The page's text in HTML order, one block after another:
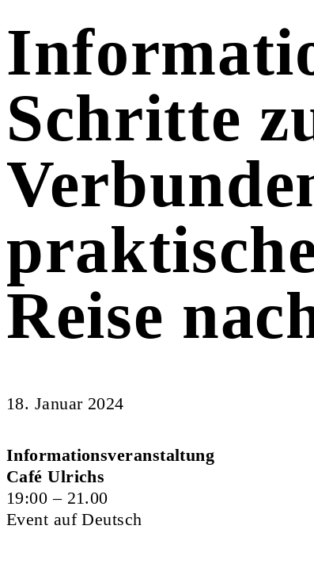
Schritte
Reise
18. Januar 2024
Informationsveranstaltung
Café Ulrichs
19:00 – 21.00
Event auf Deutsch